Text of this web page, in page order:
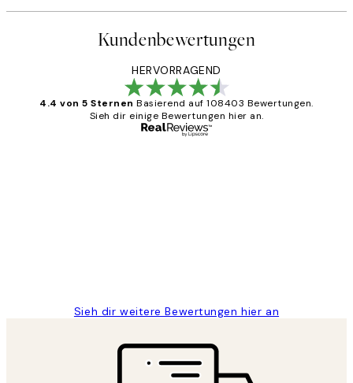
Kundenbewertungen
HERVORRAGEND
4.4 von 5 Sternen Basierend auf 108403 Bewertungen.
Sieh dir einige Bewertungen hier an.
Sieh dir weitere Bewertungen hier an